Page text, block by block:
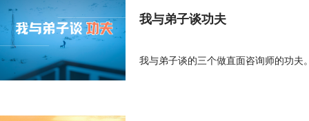
我与弟子谈功夫
我与弟子谈的三个做直面咨询师的功夫